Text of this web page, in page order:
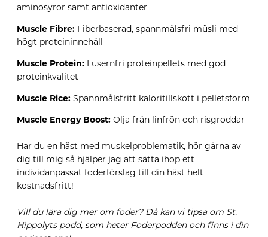
aminosyror samt antioxidanter
Muscle Fibre: Fiberbaserad, spannmålsfri müsli med
högt proteininnehåll
Muscle Protein: Lusernfri proteinpellets med god
proteinkvalitet
Muscle Rice: Spannmålsfritt kaloritillskott i pelletsform
Muscle Energy Boost: Olja från linfrön och risgroddar
Har du en häst med muskelproblematik, hör gärna av
dig till mig så hjälper jag att sätta ihop ett
individanpassat foderförslag till din häst helt
kostnadsfritt!
Vill du lära dig mer om foder? Då kan vi tipsa om St.
Hippolyts podd, som heter Foderpodden och finns i din